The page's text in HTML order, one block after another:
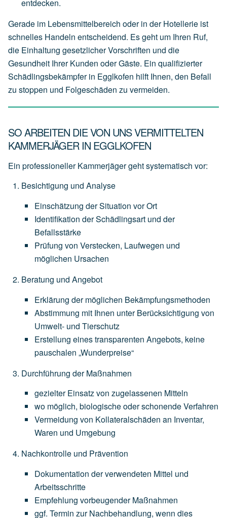
entdecken.
Gerade im Lebensmittelbereich oder in der Hotellerie ist
schnelles Handeln entscheidend. Es geht um Ihren Ruf,
die Einhaltung gesetzlicher Vorschriften und die
Gesundheit Ihrer Kunden oder Gäste. Ein qualifizierter
Schädlingsbekämpfer in Egglkofen hilft Ihnen, den Befall
zu stoppen und Folgeschäden zu vermeiden.
SO ARBEITEN DIE VON UNS VERMITTELTEN
KAMMERJÄGER IN EGGLKOFEN
Ein professioneller Kammerjäger geht systematisch vor:
Besichtigung und Analyse
Einschätzung derSituation vorOrt
Identifikation derSchädlingsart und der
Befallsstärke
Prüfung von Verstecken, Laufwegen und
möglichen Ursachen
Beratung und Angebot
Erklärung der möglichen Bekämpfungsmethoden
Abstimmung mit Ihnen unter Berücksichtigung von
Umwelt- und Tierschutz
Erstellung einestransparenten Angebots, keine
pauschalen „Wunderpreise“
Durchführung der Maßnahmen
gezielter Einsatzvon zugelassenen Mitteln
wo möglich, biologischeoderschonendeVerfahren
Vermeidung von Kollateralschäden an Inventar,
Waren und Umgebung
Nachkontrolle und Prävention
Dokumentation derverwendeten Mittel und
Arbeitsschritte
Empfehlung vorbeugender Maßnahmen
ggf. Termin zur Nachbehandlung, wenn dies